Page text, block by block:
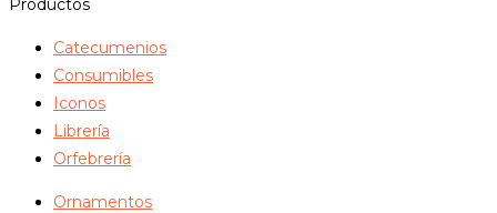
Catecumenios
Consumibles
Iconos
Librería
Orfebrería
Ornamentos